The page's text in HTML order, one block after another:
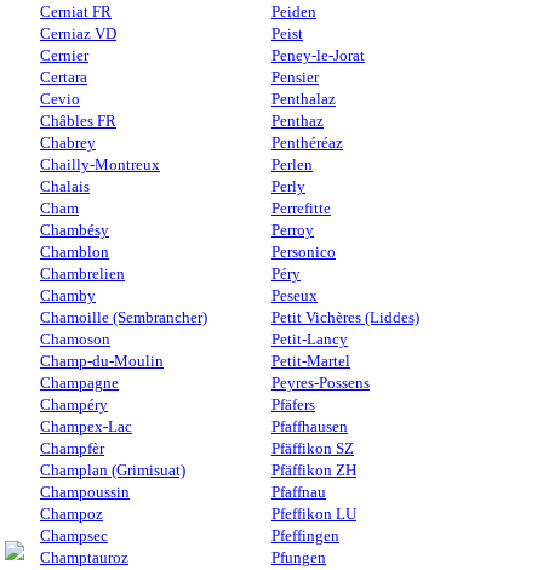
Cerniat FR
Cerniaz VD
Cernier
Certara
Cevio
Châbles FR
Chabrey
Chailly-Montreux
Chalais
Cham
Chambésy
Chamblon
Chambrelien
Chamby
Chamoille (Sembrancher)
Chamoson
Champ-du-Moulin
Champagne
Champéry
Champex-Lac
Champfèr
Champlan (Grimisuat)
Champoussin
Champoz
Champsec
Champtauroz
Peiden
Peist
Peney-le-Jorat
Pensier
Penthalaz
Penthaz
Penthéréaz
Perlen
Perly
Perrefitte
Perroy
Personico
Péry
Peseux
Petit Vichères (Liddes)
Petit-Lancy
Petit-Martel
Peyres-Possens
Pfäfers
Pfaffhausen
Pfäffikon SZ
Pfäffikon ZH
Pfaffnau
Pfeffikon LU
Pfeffingen
Pfungen